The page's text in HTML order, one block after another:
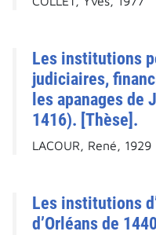
Les institutions
judiciaires,
les apanages de
1416). [Thèse].
LACOUR, René, 1929
Les institutions
d’Orléans de